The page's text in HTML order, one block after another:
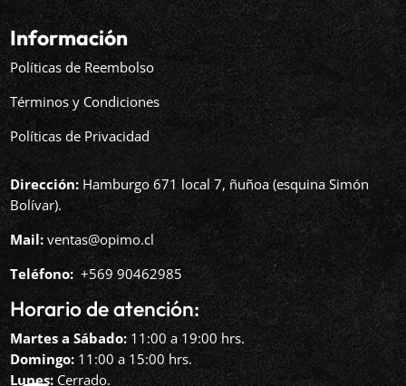
Información
Políticas de Reembolso
Términos y Condiciones
Políticas de Privacidad
Dirección: Hamburgo 671 local 7, ñuñoa (esquina Simón
Bolívar).
Mail: ventas@opimo.cl
Teléfono: ‪+569 90462985‬
Horario de atención:
Martes a Sábado: 11:00 a 19:00 hrs.
Domingo: 11:00 a 15:00 hrs.
Lunes: Cerrado.